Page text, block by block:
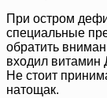
При остром
специальные
обратить
входил витамин
Не стоит
натощак.